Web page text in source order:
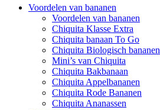
Voordelen van bananen
Voordelen van bananen
Chiquita Klasse Extra
Chiquita banaan To Go
Chiquita Biologisch bananen
Mini’s van Chiquita
Chiquita Bakbanaan
Chiquita Appelbananen
Chiquita Rode Bananen
Chiquita Ananassen